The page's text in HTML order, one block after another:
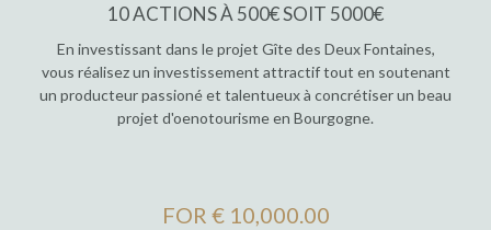
10 ACTIONS À 500€ SOIT 5000€
En investissant dans le projet Gîte des Deux Fontaines,
vous réalisez un investissement attractif tout en soutenant
un producteur passioné et talentueux à concrétiser un beau
projet d'oenotourisme en Bourgogne.
FOR € 10,000.00